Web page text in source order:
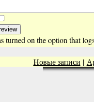
turned on the option that
Новые записи |